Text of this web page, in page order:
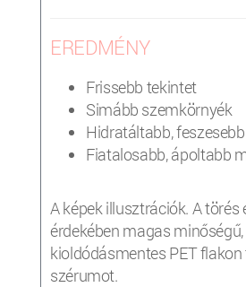
EREDMÉNY
Frissebb tekintet
Simább szemkörnyék
Hidratáltabb,
Fiatalosabb, ápoltabb
A képek illusztrációk. A törés
érdekében magas minőségű,
kioldódásmentes PET
szérumot.